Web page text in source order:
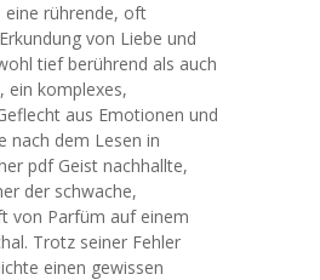
eine rührende, oft
von Liebe und
tief berührend als auch
ein komplexes,
aus Emotionen und
nach dem Lesen in
pdf Geist nachhallte,
der schwache,
von Parfüm auf einem
Trotz seiner Fehler
einen gewissen